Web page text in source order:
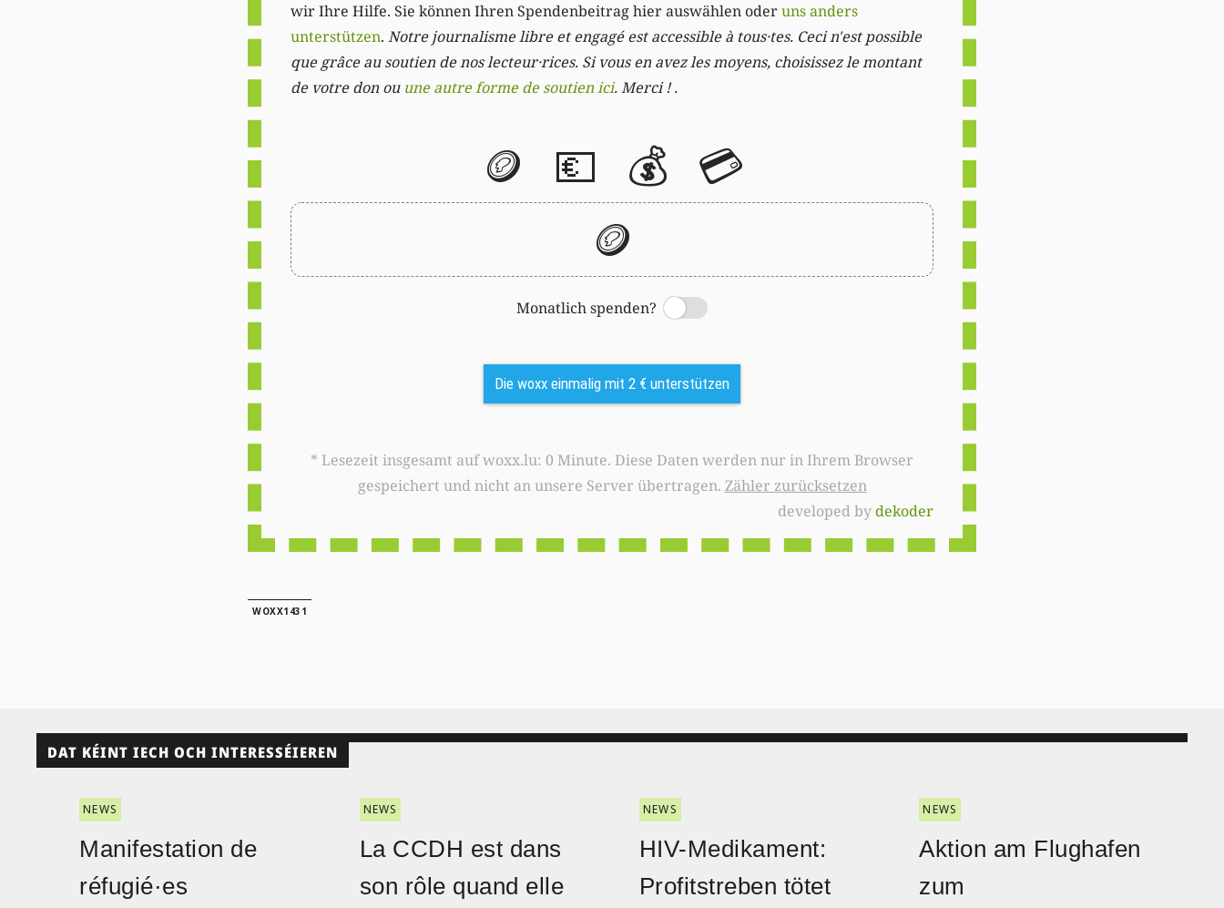
wir Ihre Hilfe. Sie können Ihren Spendenbeitrag hier auswählen oderuns anders
unterstützen. Notre journalisme libre et engagé est accessible à tous·tes. Ceci n'est possible
que grâce au soutien de nos lecteur·rices. Si vous en avez les moyens, choisissez le montant
de votre don ou une autre forme de soutien ici. Merci ! .
🪙 💶 💰 💳
🪙
Monatlich spenden?
Switch
Die woxx einmalig mit 2 € unterstützen
* Lesezeit insgesamt auf woxx.lu: 0 Minute. Diese Daten werden nur in Ihrem Browser
gespeichert und nicht an unsere Server übertragen. Zähler zurücksetzen
developed bydekoder
WOXX1431
DAT KÉINT IECH OCH INTERESSÉIEREN
NEWS
Manifestation de
réfugié·es
NEWS
La CCDH est dans
son rôle quand elle
NEWS
HIV-Medikament:
Profitstreben tötet
NEWS
Aktion am Flughafen
zum